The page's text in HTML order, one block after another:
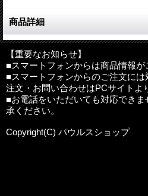
商品詳細
浦田カズ代の絵画・詩集。純心聖母
聖書物語・母子像・風景など造形の
また、パリ時代のスケッチをどうぞ
著者：浦田カズ代
判型：155mm×155mm×15mm 上製
ページ数：95頁
【重要なお知らせ】
■スマートフォンからは商品情報が
■スマートフォンからのご注文に
注文・お問い合わせはPCサイトよ
■お電話をいただいても対応でき
承ください。
Copyright(C) パウルスショップ